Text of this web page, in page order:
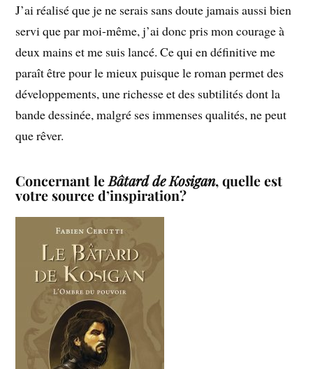
J’ai réalisé que je ne serais sans doute jamais aussi bien
servi que par moi-même, j’ai donc pris mon courage à
deux mains et me suis lancé. Ce qui en définitive me
paraît être pour le mieux puisque le roman permet des
développements, une richesse et des subtilités dont la
bande dessinée, malgré ses immenses qualités, ne peut
que rêver.
Concernant leBâtard de Kosigan, quelle est
votre source d’inspiration?